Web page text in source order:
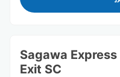
Sagawa
Exit SC